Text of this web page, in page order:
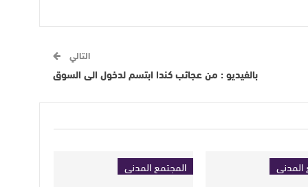
التالي
بالفيديو : من عجائب كندا ابتسم لدخول الى السوق
المدني المجتمع المدني